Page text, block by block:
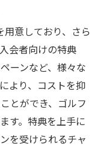
用意しており、さら
会者向けの特典
ーンなど、様々な
より、コストを抑
とができ、ゴルフ
す。特典を上手に
を受けられるチャ